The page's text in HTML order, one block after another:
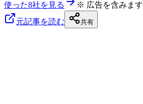
使った8社を見る
※ 広告を含みます
元記事を読む
共有